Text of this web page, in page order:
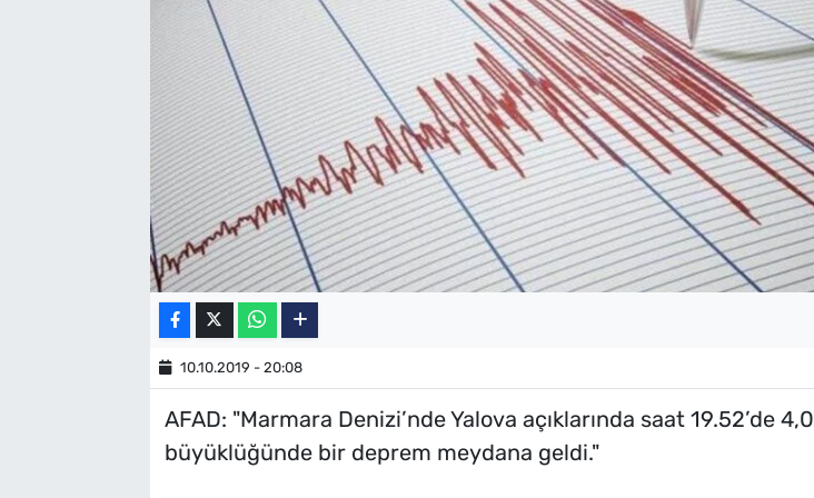
10.10.2019 - 20:08
AFAD: "Marmara Denizi’nde Yalova açıklarında saat 19.52’de 4,0
büyüklüğünde bir deprem meydana geldi."
TV REHBERİ